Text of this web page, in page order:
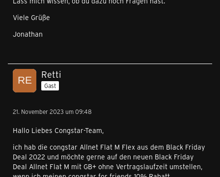
Viele Grüße
Jonathan
Retti
Gast
21. November 2023 um 09:48
Hallo Liebes Congstar-Team,
ich hab die congstar Allnet Flat M Flex aus dem Black Friday
Deal 2022 und möchte gerne auf den neuen Black Friday
Deal Allnet Flat M mit GB+ ohne Vertragslaufzeit umstellen,